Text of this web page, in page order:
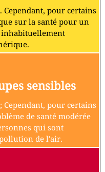
Cependant, pour certains
sur la santé pour un
inhabituellement
sensibles
Cependant, pour certains
de santé modérée
qui sont
de l'air.